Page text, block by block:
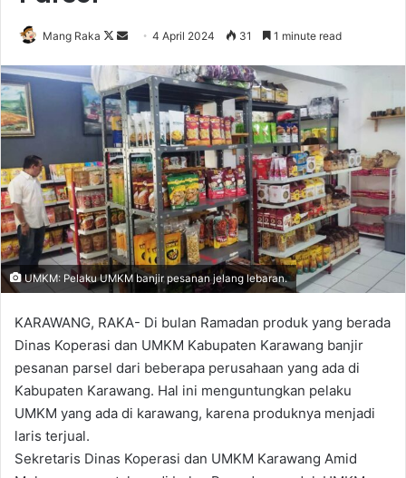
Mang Raka
Follow
X
Send
email
4 April 2024 31 1 minute read
UMKM: Pelaku UMKM banjir pesanan jelang lebaran.
KARAWANG, RAKA- Di bulan Ramadan produk yang berada
Dinas Koperasi dan UMKM Kabupaten Karawang banjir
pesanan parsel dari beberapa perusahaan yang ada di
Kabupaten Karawang. Hal ini menguntungkan pelaku
UMKM yang ada di karawang, karena produknya menjadi
laris terjual.
Sekretaris Dinas Koperasi dan UMKM Karawang Amid